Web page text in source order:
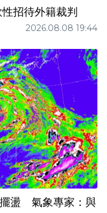
招待外籍裁判
2026.08.08 19:44
擺盪 氣象專家：與